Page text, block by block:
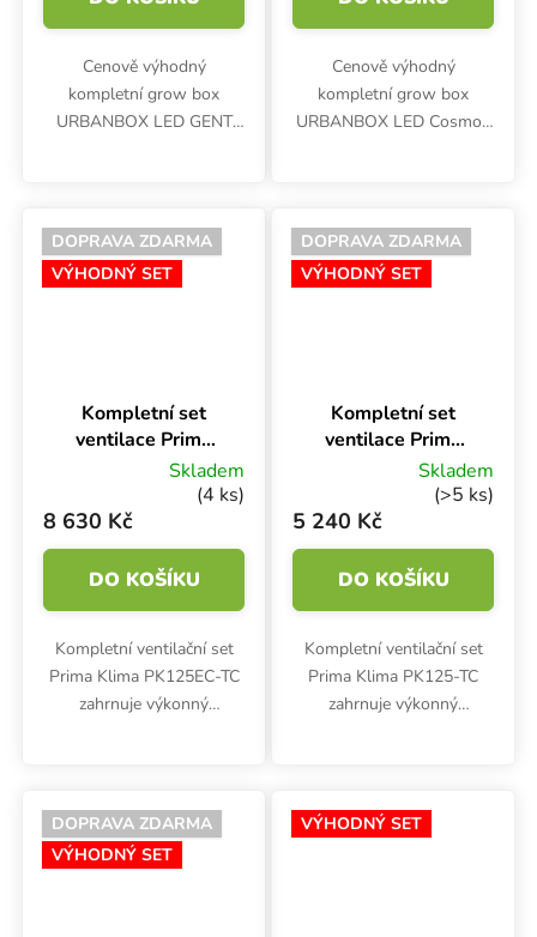
Cenově výhodný
kompletní grow box
URBANBOX LED GENT
dalším příslušenstvím je
vhodný pro indoor
pěstování...
Cenově výhodný
kompletní grow box
URBANBOX LED Cosmos
dalším příslušenstvím je
vhodný pro indoor...
DOPRAVA ZDARMA
VÝHODNÝ SET
Kompletní set
ventilace Prima
Klima PKVS
PK125-EC-TC,
125 mm - 680
m3/h
Skladem
(4 ks)
8 630 Kč
DO KOŠÍKU
Kompletní ventilační set
Prima Klima PK125EC-TC
zahrnuje výkonný
aktivním uhlím, odolné
3m...
DOPRAVA ZDARMA
VÝHODNÝ SET
Kompletní set
ventilace Prima
Klima PKVS
PK125-TC, 125
mm - 400 m3/h
Skladem
(>5 ks)
5 240 Kč
DO KOŠÍKU
Kompletní ventilační set
Prima Klima PK125-TC
zahrnuje výkonný
odolné 3m ventilační
potrubí,...
DOPRAVA ZDARMA
VÝHODNÝ SET
VÝHODNÝ SET